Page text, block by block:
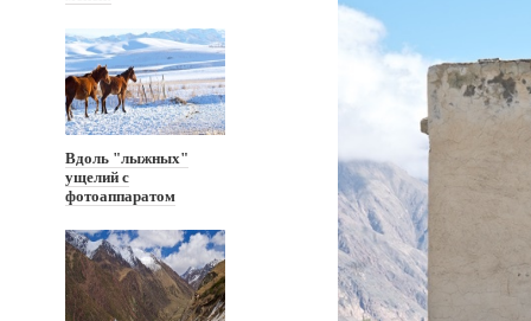
Вдоль "лыжных"
ущелий с
фотоаппаратом